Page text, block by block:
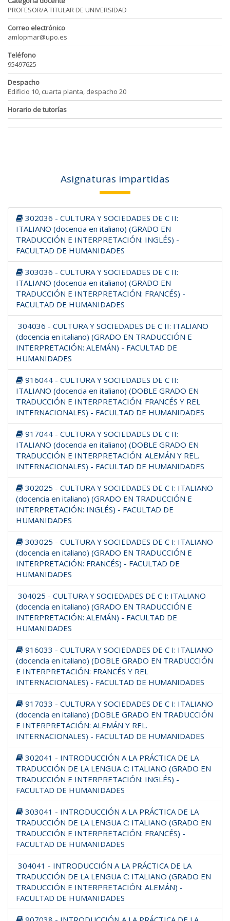
PROFESOR/A TITULAR DE UNIVERSIDAD
Correo electrónico
amlopmar@upo.es
Teléfono
95497625
Despacho
Edificio 10, cuarta planta, despacho 20
Horario de tutorías
Asignaturas impartidas
302036 - CULTURA Y SOCIEDADES DE C II:
ITALIANO (docencia en italiano) (GRADO EN
TRADUCCIÓN E INTERPRETACIÓN: INGLÉS) -
FACULTAD DE HUMANIDADES
303036 - CULTURA Y SOCIEDADES DE C II:
ITALIANO (docencia en italiano) (GRADO EN
TRADUCCIÓN E INTERPRETACIÓN: FRANCÉS) -
FACULTAD DE HUMANIDADES
304036 - CULTURA Y SOCIEDADES DE C II: ITALIANO
(docencia en italiano) (GRADO EN TRADUCCIÓN E
INTERPRETACIÓN: ALEMÁN) - FACULTAD DE
HUMANIDADES
916044 - CULTURA Y SOCIEDADES DE C II:
ITALIANO (docencia en italiano) (DOBLE GRADO EN
TRADUCCIÓN E INTERPRETACIÓN: FRANCÉS Y REL
INTERNACIONALES) - FACULTAD DE HUMANIDADES
917044 - CULTURA Y SOCIEDADES DE C II:
ITALIANO (docencia en italiano) (DOBLE GRADO EN
TRADUCCIÓN E INTERPRETACIÓN: ALEMÁN Y REL.
INTERNACIONALES) - FACULTAD DE HUMANIDADES
302025 - CULTURA Y SOCIEDADES DE C I: ITALIANO
(docencia en italiano) (GRADO EN TRADUCCIÓN E
INTERPRETACIÓN: INGLÉS) - FACULTAD DE
HUMANIDADES
303025 - CULTURA Y SOCIEDADES DE C I: ITALIANO
(docencia en italiano) (GRADO EN TRADUCCIÓN E
INTERPRETACIÓN: FRANCÉS) - FACULTAD DE
HUMANIDADES
304025 - CULTURA Y SOCIEDADES DE C I: ITALIANO
(docencia en italiano) (GRADO EN TRADUCCIÓN E
INTERPRETACIÓN: ALEMÁN) - FACULTAD DE
HUMANIDADES
916033 - CULTURA Y SOCIEDADES DE C I: ITALIANO
(docencia en italiano) (DOBLE GRADO EN TRADUCCIÓN
E INTERPRETACIÓN: FRANCÉS Y REL
INTERNACIONALES) - FACULTAD DE HUMANIDADES
917033 - CULTURA Y SOCIEDADES DE C I: ITALIANO
(docencia en italiano) (DOBLE GRADO EN TRADUCCIÓN
E INTERPRETACIÓN: ALEMÁN Y REL.
INTERNACIONALES) - FACULTAD DE HUMANIDADES
302041 - INTRODUCCIÓN A LA PRÁCTICA DE LA
TRADUCCIÓN DE LA LENGUA C: ITALIANO (GRADO EN
TRADUCCIÓN E INTERPRETACIÓN: INGLÉS) -
FACULTAD DE HUMANIDADES
303041 - INTRODUCCIÓN A LA PRÁCTICA DE LA
TRADUCCIÓN DE LA LENGUA C: ITALIANO (GRADO EN
TRADUCCIÓN E INTERPRETACIÓN: FRANCÉS) -
FACULTAD DE HUMANIDADES
304041 - INTRODUCCIÓN A LA PRÁCTICA DE LA
TRADUCCIÓN DE LA LENGUA C: ITALIANO (GRADO EN
TRADUCCIÓN E INTERPRETACIÓN: ALEMÁN) -
FACULTAD DE HUMANIDADES